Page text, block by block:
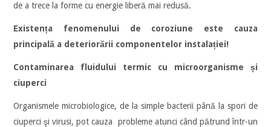
de a trece la forme cu energie liberă mai redusă.
Existența fenomenului de coroziune este cauza
principală a deteriorării componentelor instalației!
Contaminarea fluidului termic cu microorganisme și
ciuperci
Organismele microbiologice, de la simple bacterii până la spori de
ciuperci şi virusi, pot cauza probleme atunci când pătrund într-un